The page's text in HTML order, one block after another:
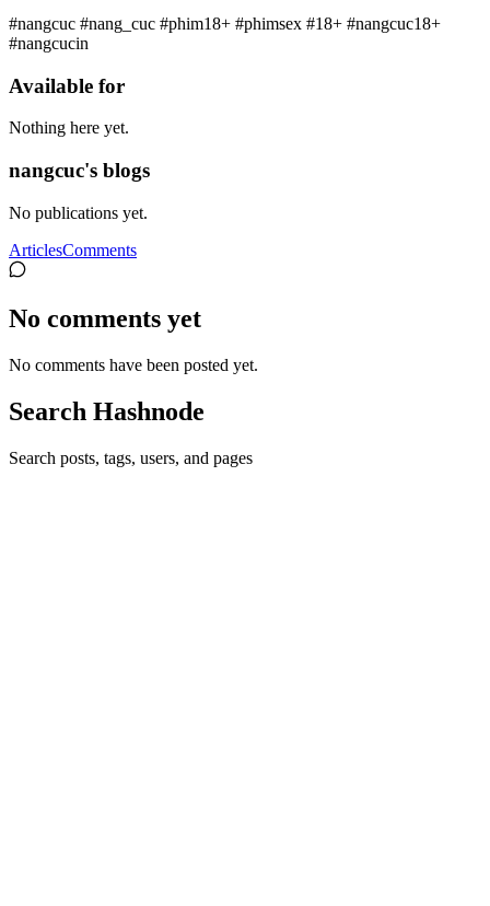
#nangcuc #nang_cuc #phim18+ #phimsex #18+ #nangcuc18+
#nangcucin
Available for
Nothing here yet.
nangcuc's blogs
No publications yet.
ArticlesComments
No comments yet
No comments have been posted yet.
Search Hashnode
Search posts, tags, users, and pages